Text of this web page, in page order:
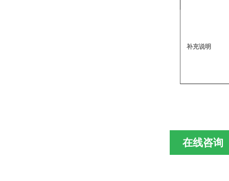
补充说明
在线咨询